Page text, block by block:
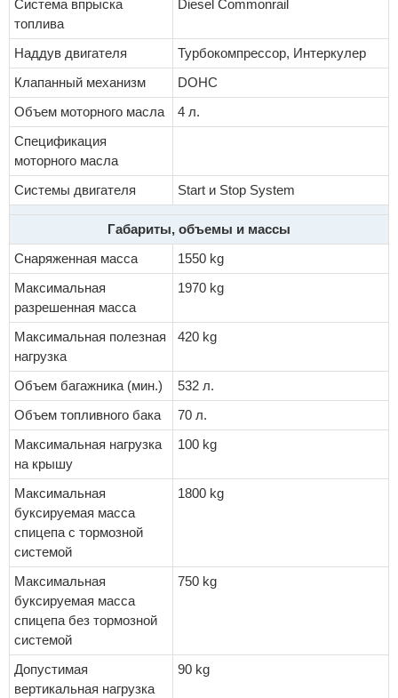
Система впрыска
топлива
Diesel Commonrail
Наддув двигателя
Турбокомпрессор, Интеркулер
Клапанный механизм
DOHC
Объем моторного масла
4 л.
Спецификация
моторного масла
Системы двигателя
Start и Stop System
Габариты, объемы и массы
Снаряженная масса
1550 kg
Максимальная
разрешенная масса
1970 kg
Максимальная полезная
нагрузка
420 kg
Объем багажника (мин.)
532 л.
Объем топливного бака
70 л.
Максимальная нагрузка
на крышу
100 kg
Максимальная
буксируемая масса
спицепа с тормозной
системой
1800 kg
Максимальная
буксируемая масса
спицепа без тормозной
системой
750 kg
Допустимая
вертикальная нагрузка
90 kg